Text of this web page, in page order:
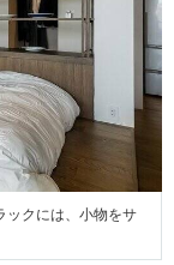
ックには、小物をサ